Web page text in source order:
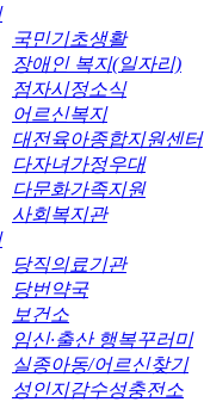
국민기초생활
장애인 복지(일자리)
점자시정소식
어르신복지
대전육아종합지원센터
다자녀가정우대
다문화가족지원
사회복지관
당직의료기관
당번약국
보건소
임신·출산 행복꾸러미
실종아동/어르신찾기
성인지감수성충전소